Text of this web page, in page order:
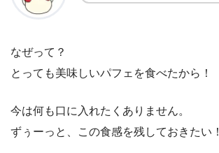
なぜって？
とっても美味しいパフェを食べたから！
今は何も口に入れたくありません。
ずぅーっと、この食感を残しておきたい！